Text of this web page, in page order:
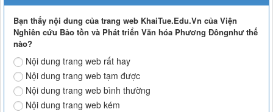
Bạn thấy nội dung của trang web KhaiTue.Edu.Vn của Viện
Nghiên cứu Bảo tồn và Phát triển Văn hóa Phương Đôngnhư thế
nào?
Nội dung trang web rất hay
Nội dung trang web tạm được
Nội dung trang web bình thường
Nội dung trang web kém